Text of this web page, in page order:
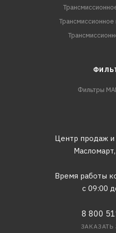
Трансмиссионное
Фильтры
Центр продаж и
Масломарт,
Время работы
с 09:00
8 800